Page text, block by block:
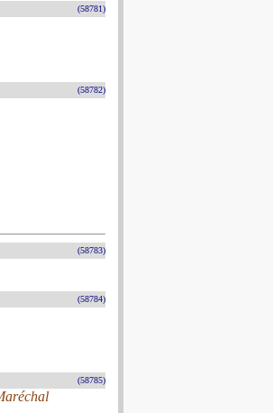
(58781)
(58782)
(58783)
(58784)
(58785)